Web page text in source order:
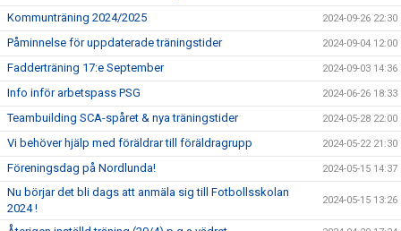
Kommunträning 2024/2025 2024-09-26 22:30
Påminnelse för uppdaterade träningstider 2024-09-04 12:00
Fadderträning 17:e September 2024-09-03 14:36
Info inför arbetspass PSG 2024-06-26 18:33
Teambuilding SCA-spåret & nya träningstider 2024-05-28 22:00
Vi behöver hjälp med föräldrar till föräldragrupp 2024-05-22 21:30
Föreningsdag på Nordlunda! 2024-05-15 14:37
Nu börjar det bli dags att anmäla sig till Fotbollsskolan
2024 !
2024-05-15 13:26